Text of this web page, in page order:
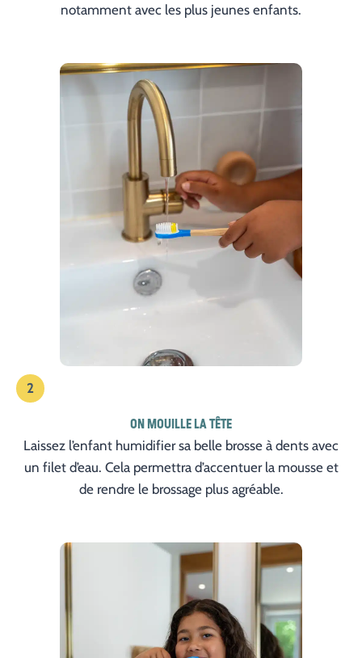
notamment avec les plus jeunes enfants.
2
ON MOUILLE LA TÊTE
Laissez l’enfant humidifier sa belle brosse à dents avec
un filet d’eau. Cela permettra d’accentuer la mousse et
de rendre le brossage plus agréable.